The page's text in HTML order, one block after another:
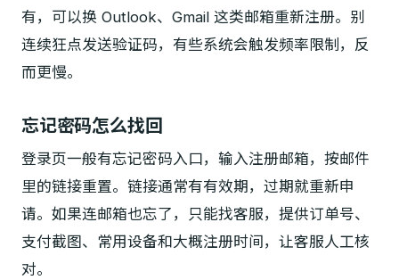
有，可以换 Outlook、Gmail 这类邮箱重新注册。别
连续狂点发送验证码，有些系统会触发频率限制，反
而更慢。
忘记密码怎么找回
登录页一般有忘记密码入口，输入注册邮箱，按邮件
里的链接重置。链接通常有有效期，过期就重新申
请。如果连邮箱也忘了，只能找客服，提供订单号、
支付截图、常用设备和大概注册时间，让客服人工核
对。